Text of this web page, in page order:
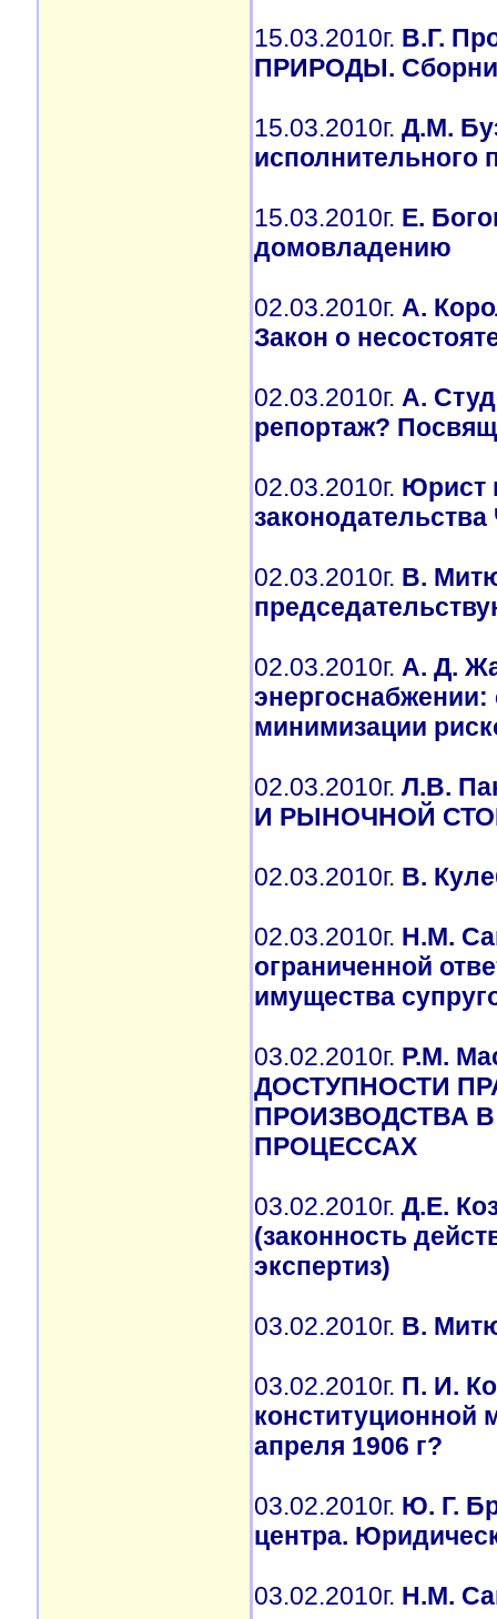
15.03.2010г. В.Г.
ПРИРОДЫ.
15.03.2010г. Д.М.
исполнительного
15.03.2010г. Е.
домовладению
02.03.2010г. А.
Закон о
02.03.2010г. А.
репортаж?
02.03.2010г. Юрист
02.03.2010г. В.
02.03.2010г. А. Д.
минимизации
02.03.2010г. Л.В.
И РЫНОЧНОЙ
02.03.2010г. В.
02.03.2010г. Н.М.
ограниченной
имущества
03.02.2010г. Р.М.
ДОСТУПНОСТИ
ПРОИЗВОДСТВА
ПРОЦЕССАХ
03.02.2010г. Д.Е.
(законность
экспертиз)
03.02.2010г. В.
03.02.2010г. П. И.
конституционной
апреля 1906 г?
03.02.2010г. Ю. Г.
центра.
03.02.2010г. Н.М.